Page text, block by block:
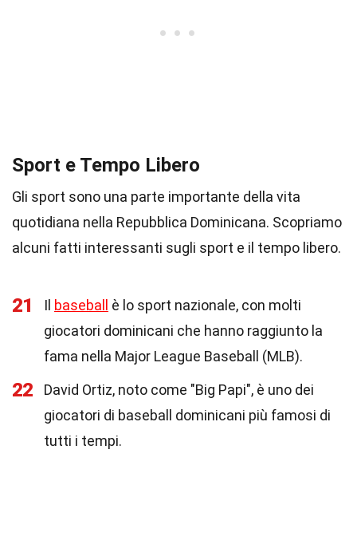
Sport e Tempo Libero
Gli sport sono una parte importante della vita
quotidiana nella Repubblica Dominicana. Scopriamo
alcuni fatti interessanti sugli sport e il tempo libero.
21 Il baseball
è lo sport nazionale, con molti
giocatori dominicani che hanno raggiunto la
fama nella Major League Baseball (MLB).
22
David Ortiz, noto come "Big Papi", è uno dei
giocatori di baseball dominicani più famosi di
tutti i tempi.